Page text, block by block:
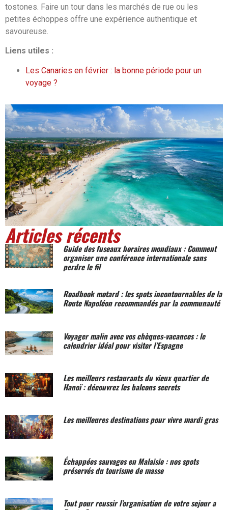
tostones. Faire un tour dans les marchés de rue ou les
petites échoppes offre une expérience authentique et
savoureuse.
Liens utiles :
Les Canaries en février : la bonne période pour un
voyage ?
Articles récents
Guide des fuseaux horaires mondiaux : Comment
organiser une conférence internationale sans
perdre le fil
Roadbook motard : les spots incontournables de la
Route Napoléon recommandés par la communauté
Voyager malin avec vos chèques-vacances : le
calendrier idéal pour visiter l’Espagne
Les meilleurs restaurants du vieux quartier de
Hanoï : découvrez les balcons secrets
Les meilleures destinations pour vivre mardi gras
Échappées sauvages en Malaisie : nos spots
préservés du tourisme de masse
Tout pour reussir l’organisation de votre sejour a